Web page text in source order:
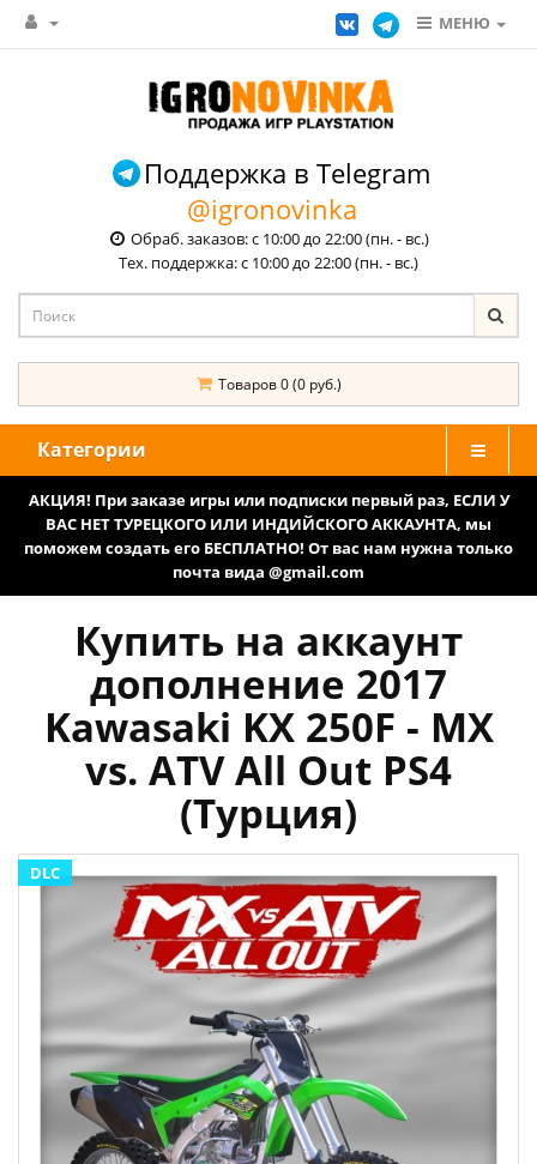
МЕНЮ
Поддержка в Telegram
@igronovinka
Обраб. заказов: с 10:00 до 22:00 (пн. - вс.)
Тех. поддержка: с 10:00 до 22:00 (пн. - вс.)
Товаров 0 (0 руб.)
Категории
АКЦИЯ! При заказе игры или подписки первый раз, ЕСЛИ У
ВАС НЕТ ТУРЕЦКОГО ИЛИ ИНДИЙСКОГО АККАУНТА, мы
поможем создать его БЕСПЛАТНО! От вас нам нужна только
почта вида @gmail.com
Купить на аккаунт
дополнение 2017
Kawasaki KX 250F - MX
vs. ATV All Out PS4
(Турция)
DLC